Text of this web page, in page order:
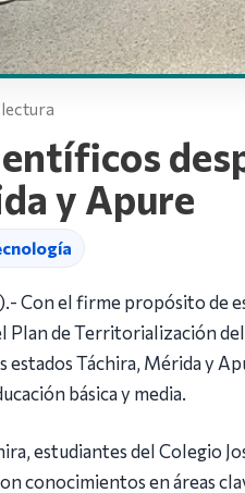
y Apure
Con el firme propósito de
Plan de Territorialización
estados Táchira, Mérida y
básica y media.
estudiantes del Colegio
conocimientos en áreas